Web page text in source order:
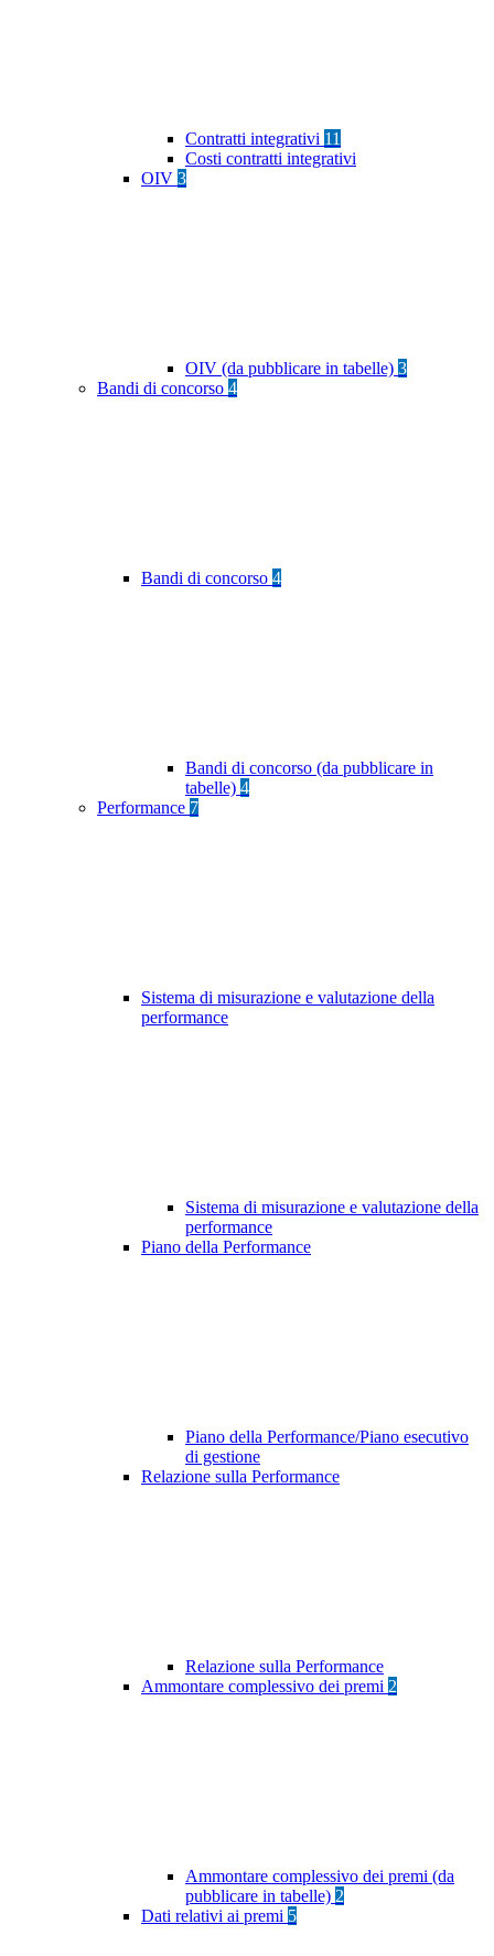
Contratti integrativi 11
Costi contratti integrativi
OIV 3
OIV (da pubblicare in tabelle) 3
Bandi di concorso 4
Bandi di concorso 4
Bandi di concorso (da pubblicare in
tabelle) 4
Performance 7
Sistema di misurazione e valutazione della
performance
Sistema di misurazione e valutazione della
performance
Piano della Performance
Piano della Performance/Piano esecutivo
di gestione
Relazione sulla Performance
Relazione sulla Performance
Ammontare complessivo dei premi 2
Ammontare complessivo dei premi (da
pubblicare in tabelle) 2
Dati relativi ai premi 5